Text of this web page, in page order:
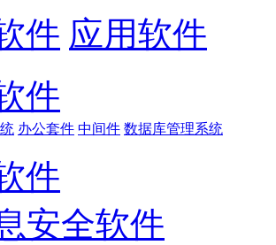
件 应用软件
件
办公套件 中间件 数据库管理系统
件
安全软件